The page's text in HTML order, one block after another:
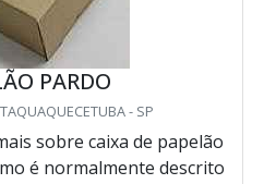
PARDO
- SP
sobre caixa de papelão
é normalmente descrito